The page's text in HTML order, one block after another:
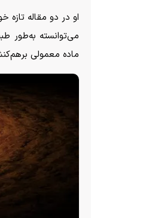
او در دو مقاله تازه
می‌توانسته به‌طور
ماده معمولی